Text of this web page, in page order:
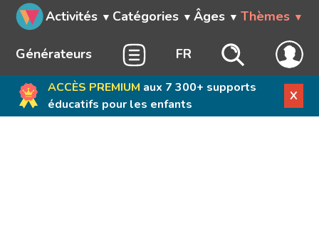
Activités Catégories Âges Thèmes
Générateurs FR
ACCÈS PREMIUM aux 7 300+ supports
éducatifs pour les enfants
X